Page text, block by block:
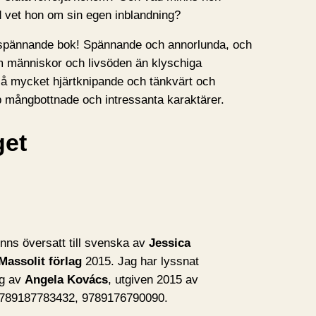
hon om sin egen inblandning?
bok! Spännande och annorlunda, och
människor och livsöden än klyschiga
mycket hjärtknipande och tänkvärt och
och intressanta karaktärer.
översatt till svenska av Jessica
förlag 2015. Jag har lyssnat
av Angela Kovács, utgiven 2015 av
9789176790090.